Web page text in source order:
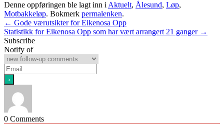
Denne oppføringen ble lagt inn i Aktuelt, Ålesund, Løp,
Motbakkeløp. Bokmerk permalenken.
Innleggsnavigasjon
← Gode værutsikter for Eikenosa Opp
Statistikk for Eikenosa Opp som har vært arrangert 21 ganger →
Subscribe
Notify of
0 Comments